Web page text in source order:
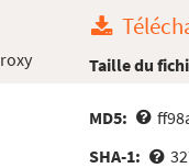
Taille du
MD5:
SHA-1: